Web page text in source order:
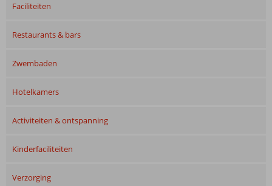
Faciliteiten
Restaurants & bars
Zwembaden
Hotelkamers
Activiteiten & ontspanning
Kinderfaciliteiten
Verzorging